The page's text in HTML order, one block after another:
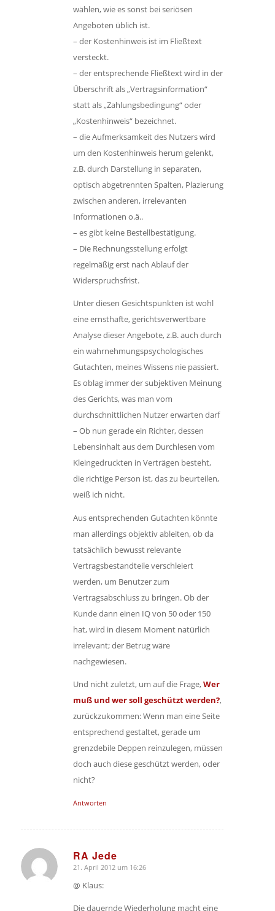
wählen, wie es sonst bei seriösen
Angeboten üblich ist.
– der Kostenhinweis ist im Fließtext
versteckt.
– der entsprechende Fließtext wird in der
Überschrift als „Vertragsinformation“
statt als „Zahlungsbedingung“ oder
„Kostenhinweis“ bezeichnet.
– die Aufmerksamkeit des Nutzers wird
um den Kostenhinweis herum gelenkt,
z.B. durch Darstellung in separaten,
optisch abgetrennten Spalten, Plazierung
zwischen anderen, irrelevanten
Informationen o.ä..
– es gibt keine Bestellbestätigung.
– Die Rechnungsstellung erfolgt
regelmäßig erst nach Ablauf der
Widerspruchsfrist.
Unter diesen Gesichtspunkten ist wohl
eine ernsthafte, gerichtsverwertbare
Analyse dieser Angebote, z.B. auch durch
ein wahrnehmungspsychologisches
Gutachten, meines Wissens nie passiert.
Es oblag immer der subjektiven Meinung
des Gerichts, was man vom
durchschnittlichen Nutzer erwarten darf
– Ob nun gerade ein Richter, dessen
Lebensinhalt aus dem Durchlesen vom
Kleingedruckten in Verträgen besteht,
die richtige Person ist, das zu beurteilen,
weiß ich nicht.
Aus entsprechenden Gutachten könnte
man allerdings objektiv ableiten, ob da
tatsächlich bewusst relevante
Vertragsbestandteile verschleiert
werden, um Benutzer zum
Vertragsabschluss zu bringen. Ob der
Kunde dann einen IQ von 50 oder 150
hat, wird in diesem Moment natürlich
irrelevant; der Betrug wäre
nachgewiesen.
Und nicht zuletzt, um auf die Frage,Wer
muß und wer soll geschützt werden?,
zurückzukommen: Wenn man eine Seite
entsprechend gestaltet, gerade um
grenzdebile Deppen reinzulegen, müssen
doch auch diese geschützt werden, oder
nicht?
Antworten
RA Jede
sagte:
21. April 2012 um 16:26
@ Klaus:
Die dauernde Wiederholung macht eine